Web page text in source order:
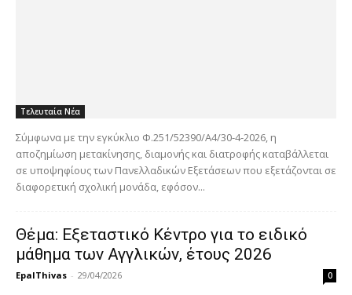
Τελευταία Νέα
Σύμφωνα με την εγκύκλιο Φ.251/52390/Α4/30-4-2026, η
αποζημίωση μετακίνησης, διαμονής και διατροφής καταβάλλεται
σε υποψηφίους των Πανελλαδικών Εξετάσεων που εξετάζονται σε
διαφορετική σχολική μονάδα, εφόσον...
Θέμα: Εξεταστικό Κέντρο για το ειδικό
μάθημα των Αγγλικών, έτους 2026
EpalThivas - 29/04/2026 0